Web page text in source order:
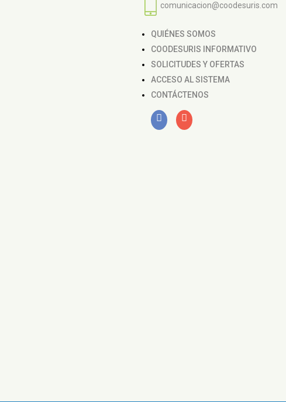
comunicacion@coodesuris.com
QUIÉNES SOMOS
COODESURIS INFORMATIVO
SOLICITUDES Y OFERTAS
ACCESO AL SISTEMA
CONTÁCTENOS